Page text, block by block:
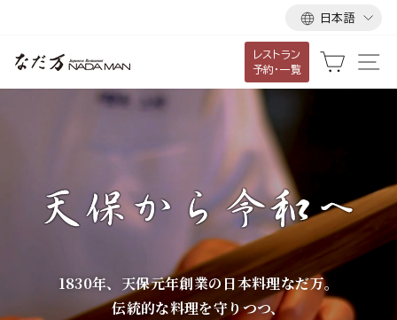
言
語
日本語
な
だ
レストラン
予約・一覧
カート
1830年、天保元年創業の日本料理なだ万。
伝統的な料理を守りつつ、